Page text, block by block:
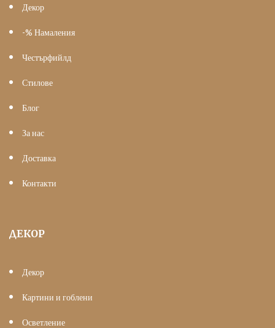
Декор
-% Намаления
Честърфийлд
Стилове
Блог
За нас
Доставка
Контакти
ДЕКОР
Декор
Картини и гоблени
Осветление